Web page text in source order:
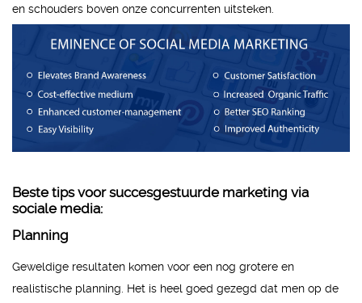
en schouders boven onze concurrenten uitsteken.
Beste tips voor succesgestuurde marketing via
sociale media:
Planning
Geweldige resultaten komen voor een nog grotere en
realistische planning. Het is heel goed gezegd dat men op de